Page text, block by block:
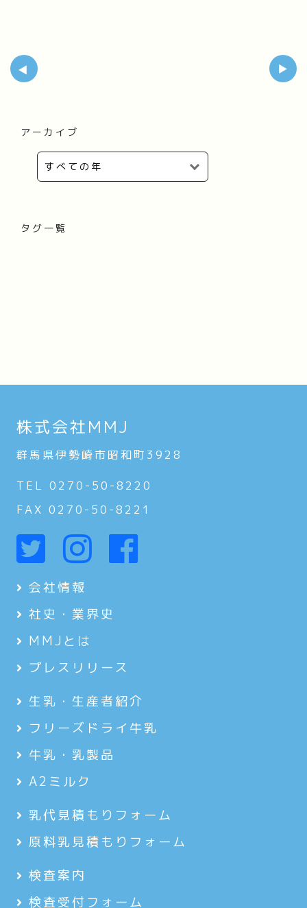
アーカイブ
タグ一覧
株式会社MMJ
群馬県伊勢崎市昭和町3928
TEL 0270-50-8220
FAX 0270-50-8221
会社情報
社史・業界史
MMJとは
プレスリリース
生乳・生産者紹介
フリーズドライ牛乳
牛乳・乳製品
A2ミルク
乳代見積もりフォーム
原料乳見積もりフォーム
検査案内
検査受付フォーム